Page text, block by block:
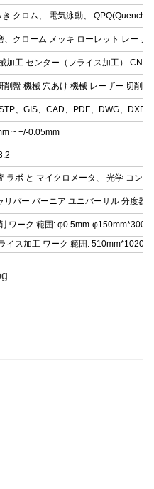
き クロム、 電気泳動、 QPQ(Quench-
、クローム メッキ ローレット レーザ
加工 センター（フライス加工） CNC
削盤 機械 穴あけ 機械 レーザー 切削
、GIS、CAD、PDF、DWG、DXF
~ +/-0.05mm
ラボ と マイクロメータ、 光学 コン
リパー バーニア ユニバーサル 分度器
ワーク 範囲: φ0.5mm-
イス加工 ワーク 範囲: